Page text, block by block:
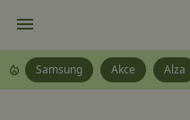
Samsung Akce Alza